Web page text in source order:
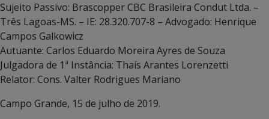
Sujeito Passivo: Brascopper CBC Brasileira Condut Ltda. –
Três Lagoas-MS. – IE: 28.320.707-8 – Advogado: Henrique
Campos Galkowicz
Autuante: Carlos Eduardo Moreira Ayres de Souza
Julgadora de 1ª Instância: Thaís Arantes Lorenzetti
Relator: Cons. Valter Rodrigues Mariano
Campo Grande, 15 de julho de 2019.